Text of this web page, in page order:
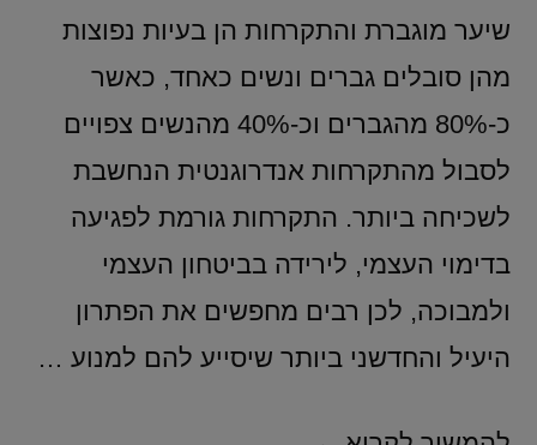
שיער מוגברת והתקרחות הן בעיות נפוצות
מהן סובלים גברים ונשים כאחד, כאשר
כ-80% מהגברים וכ-40% מהנשים צפויים
לסבול מהתקרחות אנדרוגנטית הנחשבת
לשכיחה ביותר. התקרחות גורמת לפגיעה
בדימוי העצמי, לירידה בביטחון העצמי
ולמבוכה, לכן רבים מחפשים את הפתרון
היעיל והחדשני ביותר שיסייע להם למנוע …